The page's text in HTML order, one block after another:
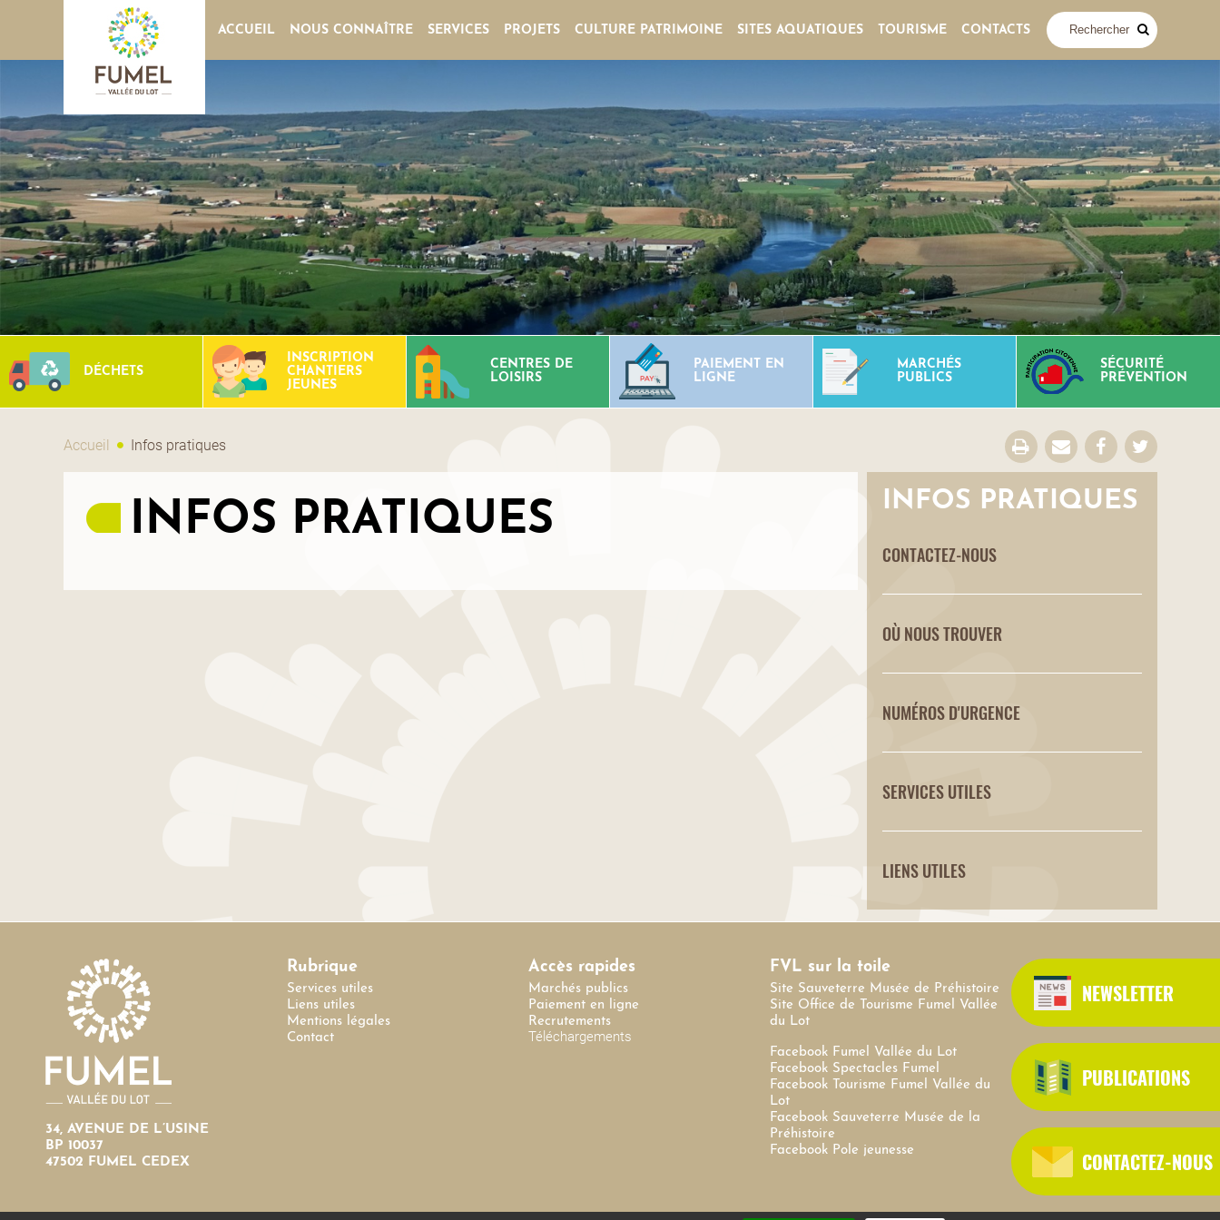
ACCUEIL NOUS CONNAÎTRE SERVICES PROJETS CULTURE PATRIMOINE SITES AQUATIQUES TOURISME CONTACTS
DÉCHETS
INSCRIPTION
CHANTIERS
JEUNES
CENTRES DE
LOISIRS
PAIEMENT EN
LIGNE
MARCHÉS
PUBLICS
SÉCURITÉ
PRÉVENTION
Accueil Infos pratiques
INFOS PRATIQUES INFOS PRATIQUES
CONTACTEZ-NOUS
OÙ NOUS TROUVER
NUMÉROS D'URGENCE
SERVICES UTILES
LIENS UTILES
34, AVENUE DE L’USINE
BP 10037
47502 FUMEL CEDEX
Rubrique
Services utiles
Liens utiles
Mentions légales
Contact
Accès rapides
Marchés publics
Paiement en ligne
Recrutements
Téléchargements
FVL sur la toile
Site Sauveterre Musée de Préhistoire
Site Office de Tourisme Fumel Vallée
du Lot
Facebook Fumel Vallée du Lot
Facebook Spectacles Fumel
Facebook Tourisme Fumel Vallée du
Lot
Facebook Sauveterre Musée de la
Préhistoire
Facebook Pole jeunesse
NEWSLETTER
PUBLICATIONS
CONTACTEZ-NOUS